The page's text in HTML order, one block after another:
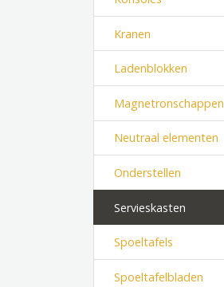
Kranen
Ladenblokken
Magnetronschappen
Neutraal elementen
Onderstellen
Servieskasten
Spoeltafels
Spoeltafelbladen